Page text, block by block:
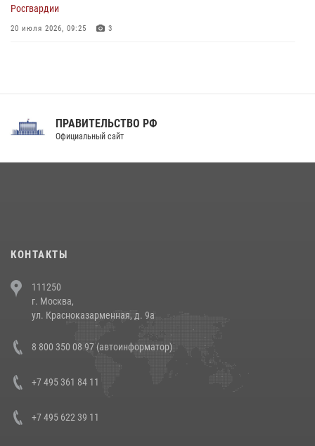
Росгвардии
20 июля 2026, 09:25 3
Праздник «Один день с Росгвардией» к 105-летию Центрального
напавших на бригаду скорой помощи (видео)
14 июля 2026, 12:20
В Росгвардии прошла военно-научная конференция по обобщению
боевого опыта
ПРАВИТЕЛЬСТВО РФ
Официальный сайт
КОНТАКТЫ
111250
г. Москва,
ул. Красноказарменная, д. 9а
8 800 350 08 97 (автоинформатор)
+7 495 361 84 11
+7 495 622 39 11